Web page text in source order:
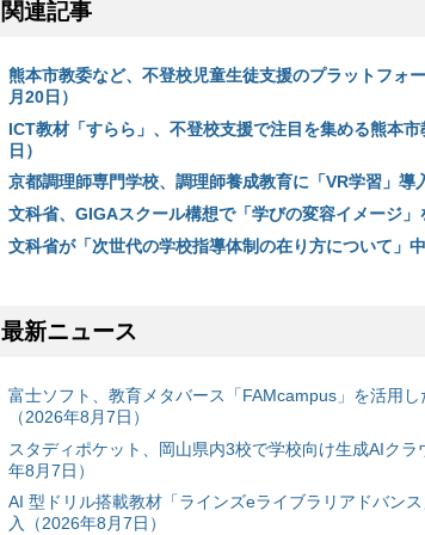
関連記事
熊本市教委など、不登校児童生徒支援のプラットフォ
月20日）
ICT教材「すらら」、不登校支援で注目を集める熊本
日）
京都調理師専門学校、調理師養成教育に「VR学習」導
文科省、GIGAスクール構想で「学びの変容イメージ」
文科省が「次世代の学校指導体制の在り方について」
最新ニュース
富⼠ソフト、教育メタバース「FAMcampus」を活用
（2026年8月7日）
スタディポケット、岡山県内3校で学校向け生成AIク
年8月7日）
AI 型ドリル搭載教材「ラインズeライブラリアドバン
入（2026年8月7日）